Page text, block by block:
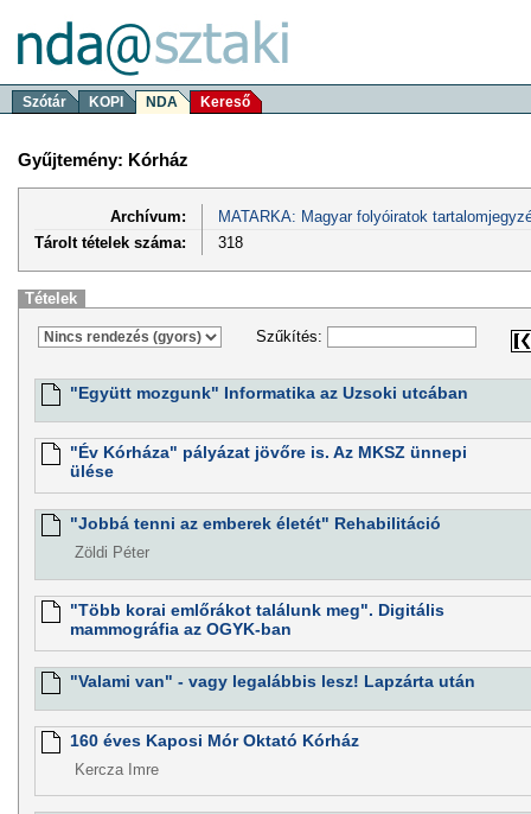
Szótár KOPI NDA Kereső
Gyűjtemény: Kórház
Archívum:
MATARKA: Magyar folyóiratok
Tárolt tételek száma:
318
Tételek
Szűkítés:
"Együtt mozgunk" Informatika az Uzsoki utcában
"Év Kórháza" pályázat jövőre is. Az MKSZ ünnepi
ülése
"Jobbá tenni az emberek életét" Rehabilitáció
Zöldi Péter
"Több korai emlőrákot találunk meg". Digitális
mammográfia az OGYK-ban
"Valami van" - vagy legalábbis lesz! Lapzárta után
160 éves Kaposi Mór Oktató Kórház
Kercza Imre